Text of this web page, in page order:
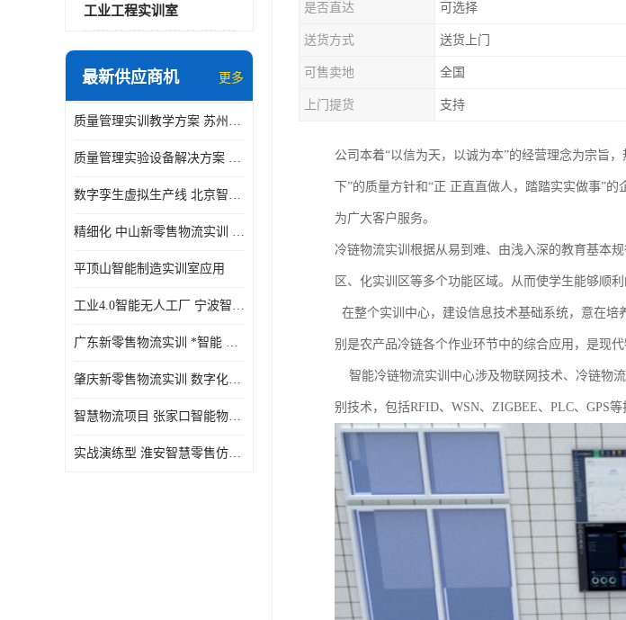
工业工程实训室
最新供应商机 更多
质量管理实训教学方案 苏州质量管理实训 _京创智业
质量管理实验设备解决方案 徐州质量管理实训 _京创智业
数字孪生虚拟生产线 北京智能制造仿真应用
精细化 中山新零售物流实训 数字化赋能
平顶山智能制造实训室应用
工业4.0智能无人工厂 宁波智能制造仿真项目
广东新零售物流实训 *智能 实战演练型
肇庆新零售物流实训 数字化赋能 创新实践
智慧物流项目 张家口智能物流装备
实战演练型 淮安智慧零售仿真实训 实战沉浸式
是否直达 可选择
送货方式 送货上门
可售卖地 全国
上门提货 支持
公司本着“以信为天，以诚为本”的经营理念为宗旨
下”的质量方针和“正 正直直做人，踏踏实实做事”的
为广大客户服务。
冷链物流实训根据从易到难、由浅入深的教育基本
区、化实训区等多个功能区域。从而使学生能够顺
在整个实训中心，建设信息技术基础系统，意在
别是农产品冷链各个作业环节中的综合应用，是现
智能冷链物流实训中心涉及物联网技术、冷链物
别技术，包括RFID、WSN、ZIGBEE、PLC、GPS等